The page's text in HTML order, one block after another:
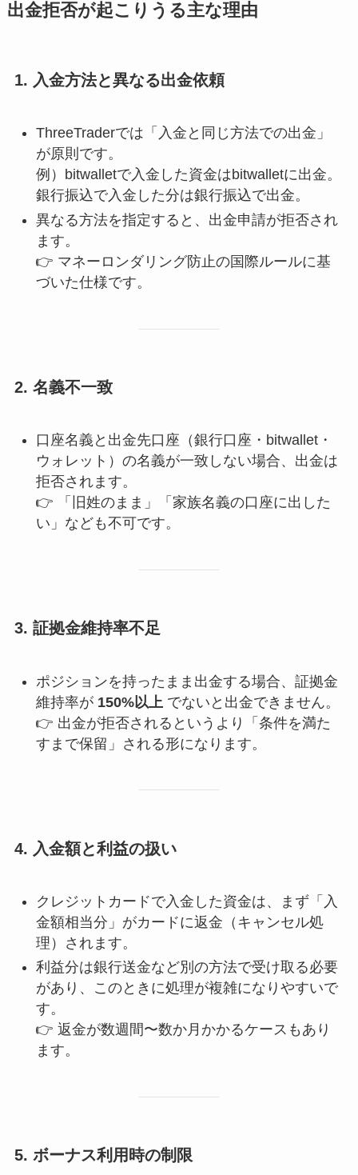
出金拒否が起こりうる主な理由
1. 入金方法と異なる出金依頼
ThreeTraderでは「入金と同じ方法での出金」
が原則です。
例）bitwalletで入金した資金はbitwalletに出金。
銀行振込で入金した分は銀行振込で出金。
異なる方法を指定すると、出金申請が拒否され
ます。
👉 マネーロンダリング防止の国際ルールに基
づいた仕様です。
2. 名義不一致
口座名義と出金先口座（銀行口座・bitwallet・
ウォレット）の名義が一致しない場合、出金は
拒否されます。
👉 「旧姓のまま」「家族名義の口座に出した
い」なども不可です。
3. 証拠金維持率不足
ポジションを持ったまま出金する場合、証拠金
維持率が 150%以上 でないと出金できません。
👉 出金が拒否されるというより「条件を満た
すまで保留」される形になります。
4. 入金額と利益の扱い
クレジットカードで入金した資金は、まず「入
金額相当分」がカードに返金（キャンセル処
理）されます。
利益分は銀行送金など別の方法で受け取る必要
があり、このときに処理が複雑になりやすいで
す。
👉 返金が数週間〜数か月かかるケースもあり
ます。
5. ボーナス利用時の制限